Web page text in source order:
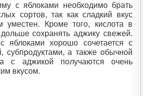
с яблоками необходимо брать
сортов, так как сладкий вкус
уместен. Кроме того, кислота в
сохранять аджику свежей.
яблоками хорошо сочетается с
субпродуктами, а также обычной
с аджикой получаются очень
вкусом.